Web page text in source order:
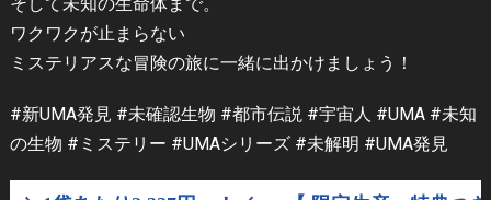
ワクワクが止まらない
ミステリアスな冒険の旅に一緒に出かけましょう！
#新UMA発見 #未確認生物 #都市伝説 #宇宙人 #UMA #未知
の生物 #ミステリー #UMAシリーズ #未解明 #UMA発見